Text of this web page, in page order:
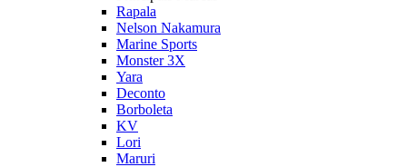
Rapala
Nelson Nakamura
Marine Sports
Monster 3X
Yara
Deconto
Borboleta
KV
Lori
Maruri